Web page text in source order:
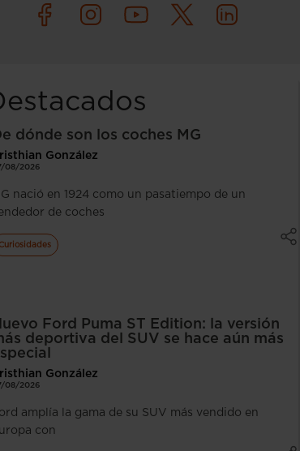
dónde son los coches MG
González
08/2026
nació en 1924 como un pasatiempo de un
de coches
Curiosidades
Ford Puma ST Edition: la versión
deportiva del SUV se hace aún más
González
08/2026
amplía la gama de su SUV más vendido en
con